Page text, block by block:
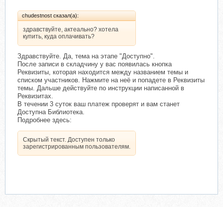
chudestnost сказал(а):
здравствуйте, актеально? хотела
купить, куда оплачивать?
Здравствуйте. Да, тема на этапе "Доступно".
После записи в складчину у вас появилась кнопка
Реквизиты, которая находится между названием темы и
списком участников. Нажмите на неё и попадете в Реквизиты
темы. Дальше действуйте по инструкции написанной в
Реквизитах.
В течении 3 суток ваш платеж проверят и вам станет
Доступна Библиотека.
Подробнее здесь:
Скрытый текст. Доступен только
зарегистрированным пользователям.